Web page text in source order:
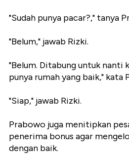
"Sudah punya pacar?," tanya
"Belum," jawab Rizki.
"Belum. Ditabung untuk nanti
punya rumah yang baik," kata
"Siap," jawab Rizki.
Prabowo juga menitipkan
penerima bonus agar
dengan baik.